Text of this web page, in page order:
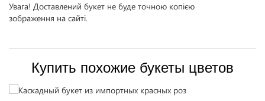
Увага! Доставлений букет не буде точною копією
зображення на сайті.
Купить похожие букеты цветов